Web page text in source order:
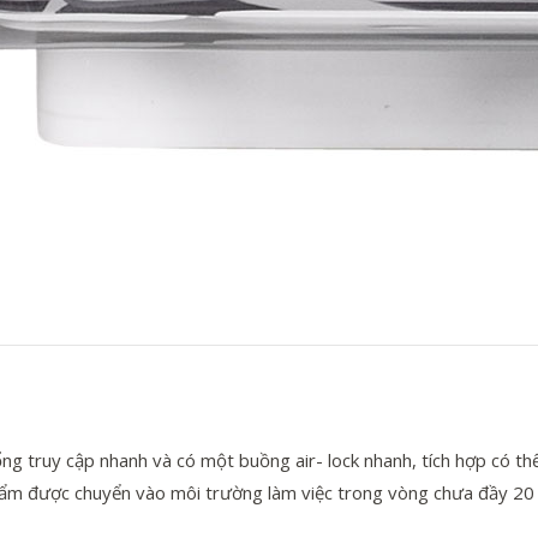
truy cập nhanh và có một buồng air- lock nhanh, tích hợp có
được chuyển vào môi trường làm việc trong vòng chưa đầy